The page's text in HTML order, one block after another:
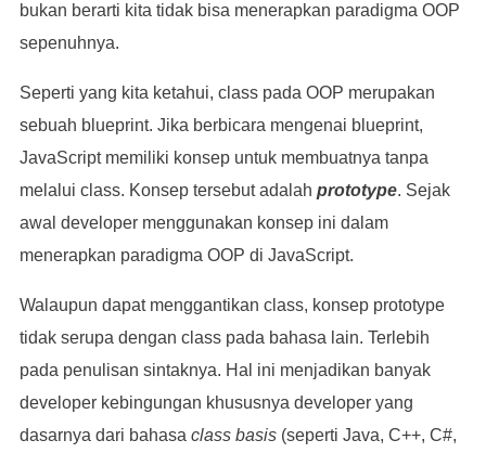
bukan berarti kita tidak bisa menerapkan paradigma OOP
sepenuhnya.
Seperti yang kita ketahui, class pada OOP merupakan
sebuah blueprint. Jika berbicara mengenai blueprint,
JavaScript memiliki konsep untuk membuatnya tanpa
melalui class. Konsep tersebut adalah prototype. Sejak
awal developer menggunakan konsep ini dalam
menerapkan paradigma OOP di JavaScript.
Walaupun dapat menggantikan class, konsep prototype
tidak serupa dengan class pada bahasa lain. Terlebih
pada penulisan sintaknya. Hal ini menjadikan banyak
developer kebingungan khususnya developer yang
dasarnya dari bahasa class basis(seperti Java, C++, C#,